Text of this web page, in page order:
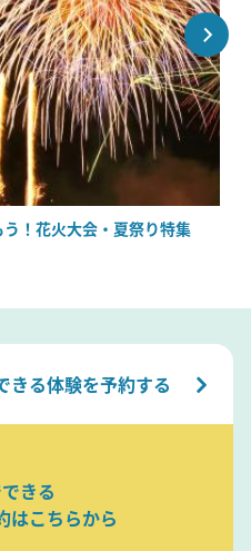
う！花火大会・夏祭り特集
きる体験を予約する
きる
はこちらから